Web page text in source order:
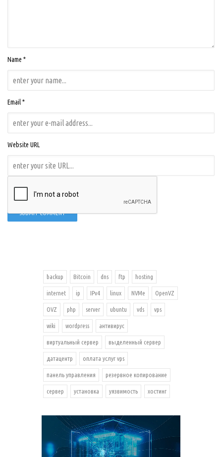
Name *
Email *
Website URL
backup Bitcoin dns ftp hosting
internet ip IPv4 linux NVMe OpenVZ
OVZ php server ubuntu vds vps
wiki wordpress антивирус
виртуальный сервер выделенный сервер
датацентр оплата услуг vps
панель управления резервное копирование
сервер установка уязвимость хостинг